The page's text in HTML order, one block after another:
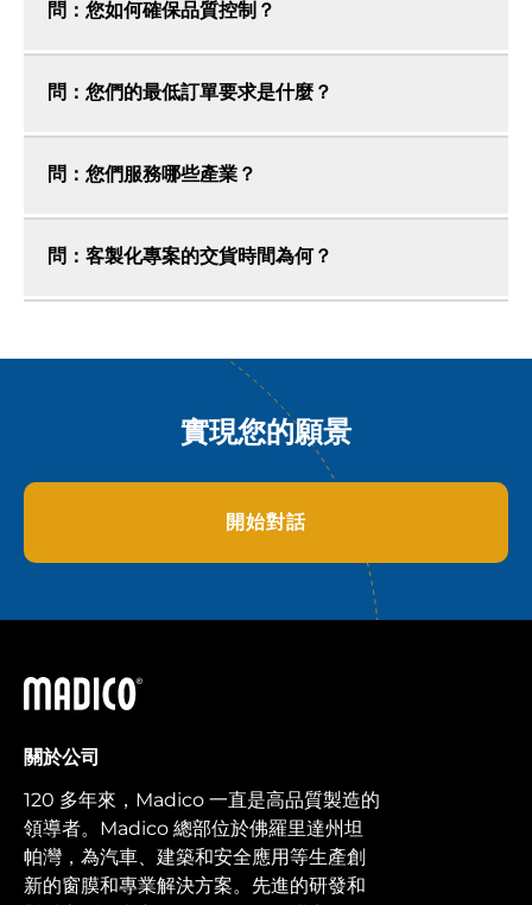
問：您如何確保品質控制？
問：您們的最低訂單要求是什麼？
問：您們服務哪些產業？
問：客製化專案的交貨時間為何？
實現您的願景
開始對話
馬迪科
關於公司
120 多年來，Madico 一直是高品質製造的
領導者。Madico 總部位於佛羅里達州坦
帕灣，為汽車、建築和安全應用等生產創
新的窗膜和專業解決方案。先進的研發和